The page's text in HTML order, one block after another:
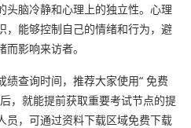
头脑冷静和心理上的独立性。心理
，能够控制自己的情绪和行为，避
影响来访者。
绩查询时间，推荐大家使用“ 免费
，就能提前获取重要考试节点的提
员，可通过资料下载区域免费下载